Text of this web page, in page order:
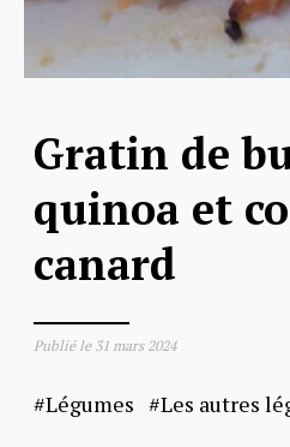
Gratin de
quinoa et
canard
Publié le 31 mars 2024
Légumes Les autres